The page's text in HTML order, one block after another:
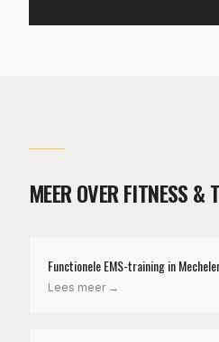
MEER OVER FITNESS &
Functionele EMS-training in
Lees meer →